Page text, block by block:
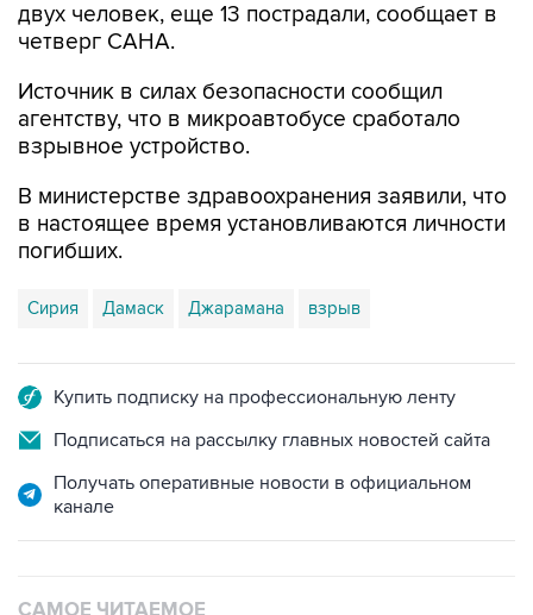
двух человек, еще 13 пострадали, сообщает в
четверг САНА.
Источник в силах безопасности сообщил
агентству, что в микроавтобусе сработало
взрывное устройство.
В министерстве здравоохранения заявили, что
в настоящее время установливаются личности
погибших.
Сирия Дамаск Джарамана взрыв
Купить подписку на профессиональную ленту
Подписаться на рассылку главных новостей сайта
Получать оперативные новости в официальном
канале
САМОЕ ЧИТАЕМОЕ